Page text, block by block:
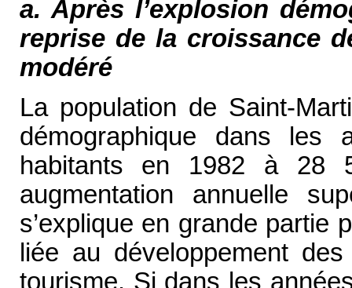
a. Après l’explosion
reprise de la croissance
modéré
La population de Saint-
démographique dans
habitants en 1982 à 28
augmentation annuelle
s’explique en grande partie
liée au développement
tourisme. Si dans les